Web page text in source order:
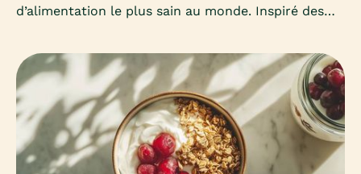
d’alimentation le plus sain au monde. Inspiré des
simplicité, les produits frais et les bonnes graisses.
Mais peut-il vraiment aider à maigrir ? Comment
l’adapter en hiver ? Voici un guide complet pour
comprendre et adopter ce mode d’alimentation
équilibré.